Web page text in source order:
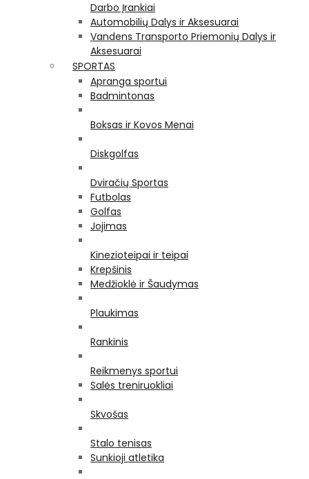
Darbo Įrankiai
Automobilių Dalys ir Aksesuarai
Vandens Transporto Priemonių Dalys ir
Aksesuarai
SPORTAS
Apranga sportui
Badmintonas
Boksas ir Kovos Menai
Diskgolfas
Dviračių Sportas
Futbolas
Golfas
Jojimas
Kinezioteipai ir teipai
Krepšinis
Medžioklė ir Šaudymas
Plaukimas
Rankinis
Reikmenys sportui
Salės treniruokliai
Skvošas
Stalo tenisas
Sunkioji atletika